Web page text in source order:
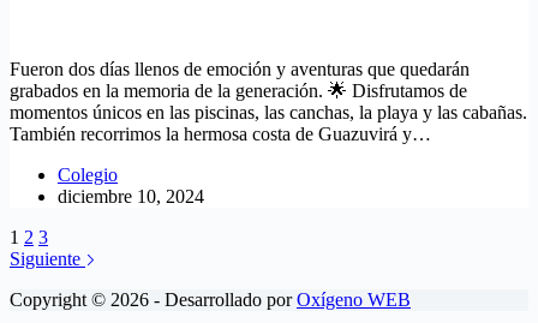
Fueron dos días llenos de emoción y aventuras que quedarán
grabados en la memoria de la generación. 🌟 Disfrutamos de
momentos únicos en las piscinas, las canchas, la playa y las cabañas.
También recorrimos la hermosa costa de Guazuvirá y…
Colegio
diciembre 10, 2024
1 2 3
Siguiente
Copyright © 2026 - Desarrollado porOxígeno WEB